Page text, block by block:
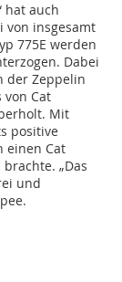
hat auch
von insgesamt
775E werden
Dabei
der Zeppelin
von Cat
Mit
positive
einen Cat
„Das
und